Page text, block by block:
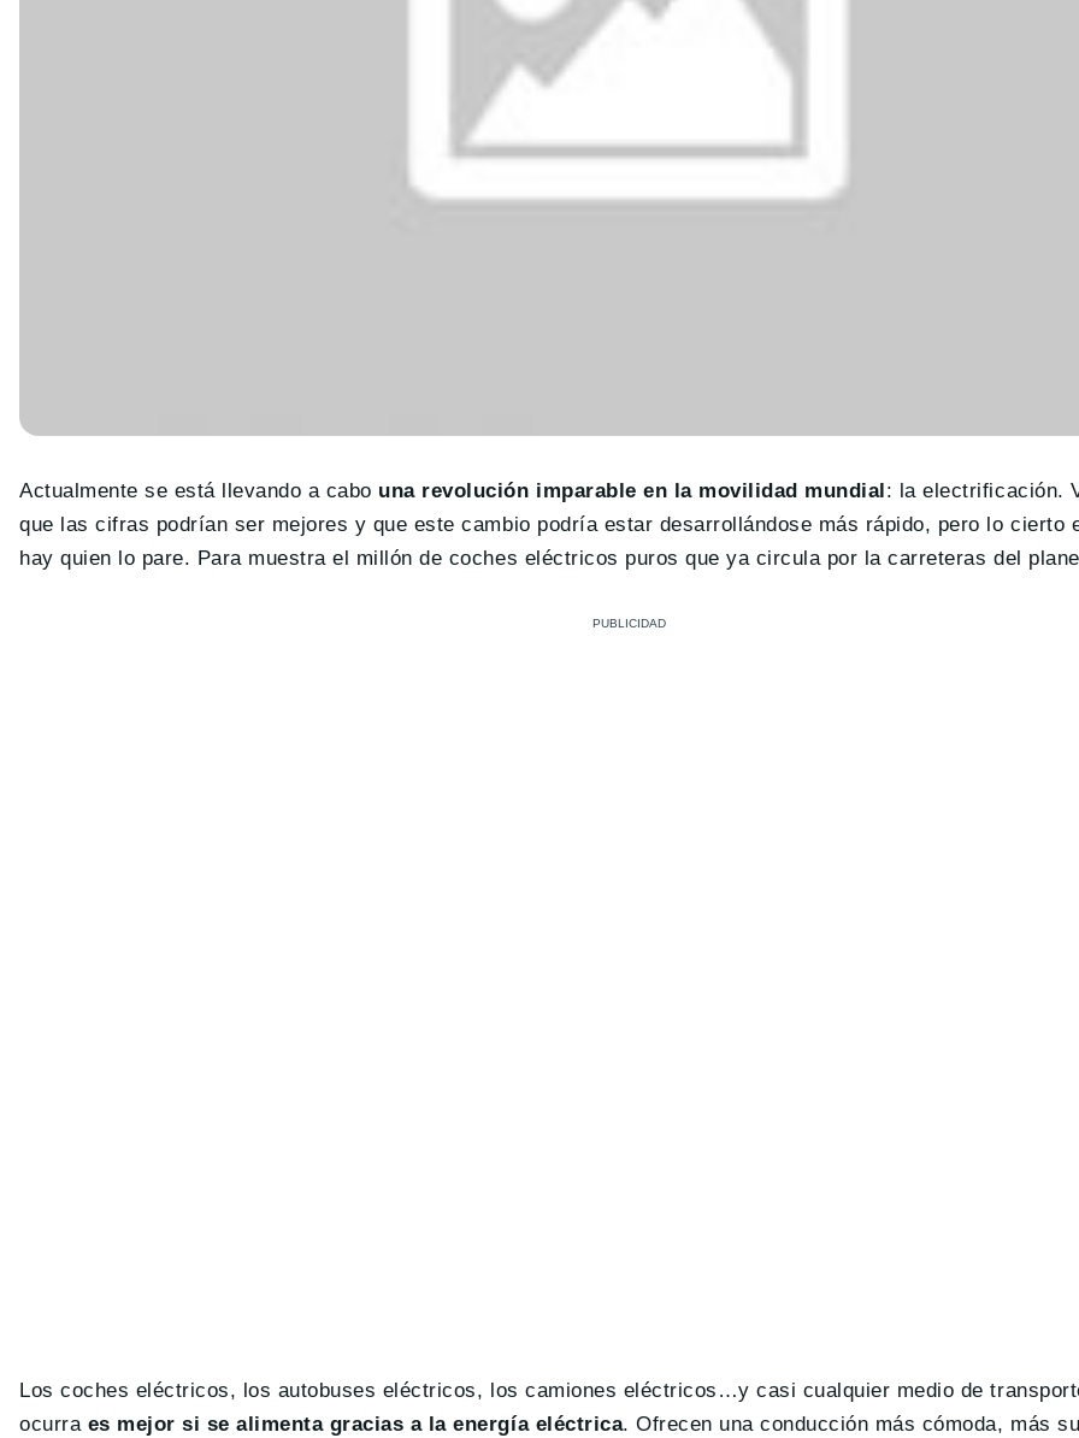
Actualmente se está llevando a cabo una revolución imparable en la movilidad mundial: la electrificación.
que las cifras podrían ser mejores y que este cambio podría estar desarrollándose más rápido, pero lo cierto
hay quien lo pare. Para muestra el millón de coches eléctricos puros que ya circula por la carreteras del
Los coches eléctricos, los autobuses eléctricos, los camiones eléctricos…y casi cualquier medio de
ocurraes mejor si se alimenta gracias a la energía eléctrica. Ofrecen una conducción más cómoda, más